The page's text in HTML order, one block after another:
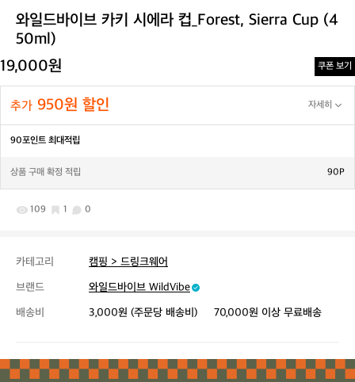
와일드바이브 카키 시에라 컵_Forest, Sierra Cup (4
50ml)
19,000원
쿠폰 보기
추가 950원 할인 자세히
90포인트 최대적립
상품 구매 확정 적립 90P
109 1 0
카테고리
캠핑 > 드링크웨어
브랜드
와일드바이브 WildVibe
배송비
3,000원 (주문당 배송비) 70,000원 이상 무료배송